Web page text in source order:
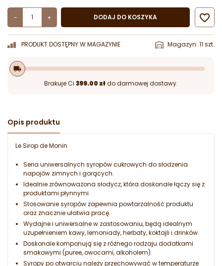
- + DODAJ DO KOSZYKA 
PRODUKT DOSTĘPNY W MAGAZYNIE Magazyn: 11 szt.
local_shipping
Brakuje Ci 399.00 złdo darmowej dostawy.
Opis produktu
Le Sirop de Monin
Seria uniwersalnych syropów cukrowych do słodzenia
napojów zimnych i gorących.
Idealnie zrównoważona słodycz, która doskonale łączy się z
produktami płynnymi.
Stosowanie syropów zapewnia powtarzalność produktu
oraz znacznie ułatwia pracę.
Wydajne i uniwersalne w zastosowaniu, będą idealnym
uzupełnieniem kawy, lemoniady, herbaty, koktajli i drinków.
Doskonale komponują się z różnego rodzaju dodatkami
smakowymi (puree, owocami, alkoholem).
Syropy po otwarciu należy przechowywać w temperaturze